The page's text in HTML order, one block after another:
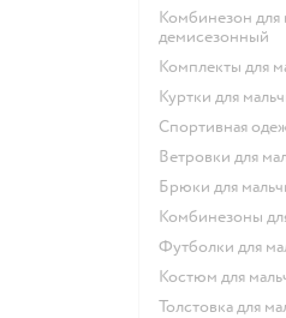
Комбинезон для новорожденных
демисезонный
Комплекты для
Куртки для
Спортивная
Ветровки для
Брюки для
Комбинезоны
Футболки для
Костюм для
Толстовка для